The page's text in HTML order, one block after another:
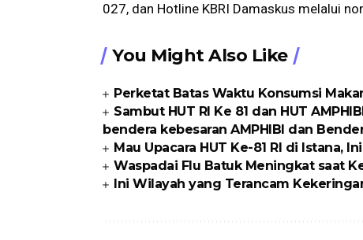
027, dan Hotline KBRI Damaskus melalui
You Might Also Like
Perketat Batas Waktu Konsumsi
Sambut HUT RI Ke 81 dan HUT
bendera kebesaran AMPHIBI dan
Mau Upacara HUT Ke-81 RI di Istana,
Waspadai Flu Batuk Meningkat saat
Ini Wilayah yang Terancam